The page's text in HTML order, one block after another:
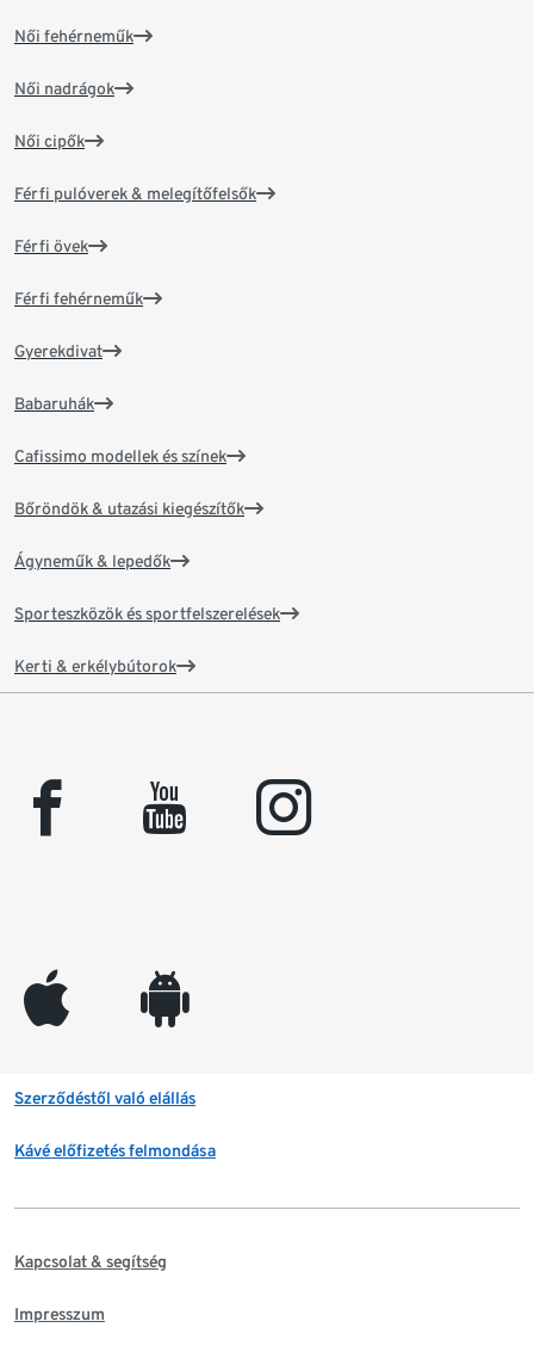
Női fehérneműk
Női nadrágok
Női cipők
Férfi pulóverek & melegítőfelsők
Férfi övek
Férfi fehérneműk
Gyerekdivat
Babaruhák
Cafissimo modellek és színek
Bőröndök & utazási kiegészítők
Ágyneműk & lepedők
Sporteszközök és sportfelszerelések
Kerti & erkélybútorok
facebook youtube instagram
appleinc android
Szerződéstől való elállás
Kávé előfizetés felmondása
Kapcsolat & segítség
Impresszum